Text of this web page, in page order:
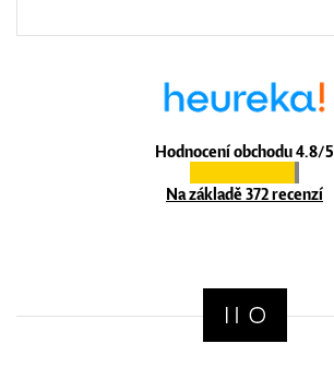
Hodnocení obchodu 4.8/5
Na základě 372 recenzí